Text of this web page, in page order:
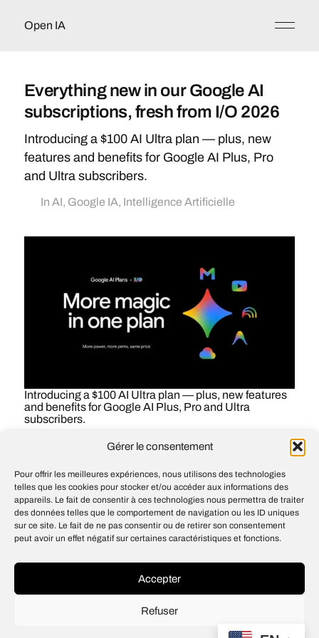
Gérer le consentement
Pour offrir les meilleures expériences, nous utilisons des technologies
telles que les cookies pour stocker et/ou accéder aux informations des
appareils. Le fait de consentir à ces technologies nous permettra de traiter
des données telles que le comportement de navigation ou les ID uniques
sur ce site. Le fait de ne pas consentir ou de retirer son consentement
peut avoir un effet négatif sur certaines caractéristiques et fonctions.
Accepter
Refuser
Open IA
Everything new in our Google AI
subscriptions, fresh from I/O 2026
Introducing a $100 AI Ultra plan — plus, new
features and benefits for Google AI Plus, Pro
and Ultra subscribers.
In AI, Google IA, Intelligence Artificielle
Introducing a $100 AI Ultra plan — plus, new features
and benefits for Google AI Plus, Pro and Ultra
subscribers.
#Google One #IA
artificielle (IA)
YouTube
A new era for AI Search
Gemini 3.5: frontier intelligence with